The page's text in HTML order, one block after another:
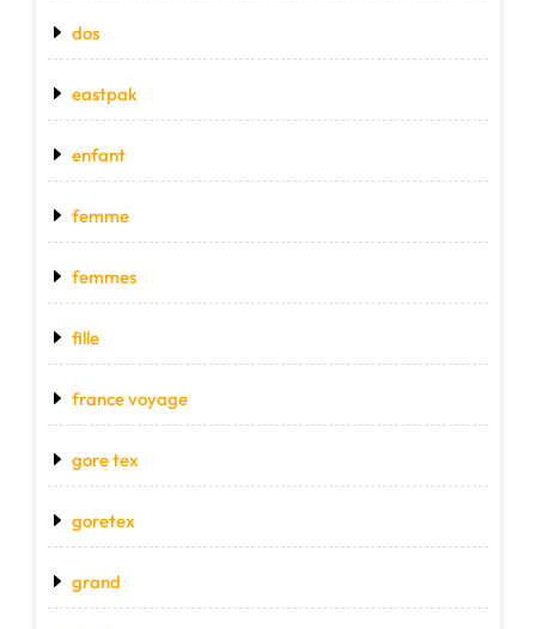
dos
eastpak
enfant
femme
femmes
fille
france voyage
gore tex
goretex
grand